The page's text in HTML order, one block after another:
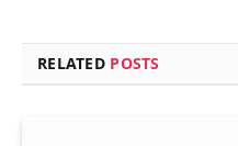
RELATED POSTS